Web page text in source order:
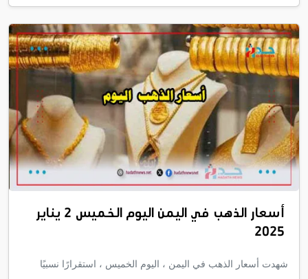
أسعار الذهب في اليمن اليوم الخميس 2 يناير
2025
شهدت أسعار الذهب في اليمن ، اليوم الخميس ، استقرارًا نسبيًا